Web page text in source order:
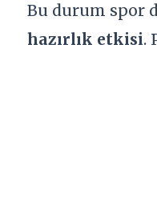
Bu durum spor
hazırlık etkisi.